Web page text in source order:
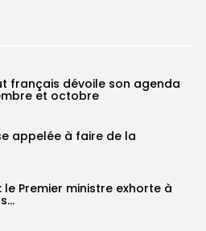
français dévoile son agenda
et octobre
appelée à faire de la
le Premier ministre exhorte à